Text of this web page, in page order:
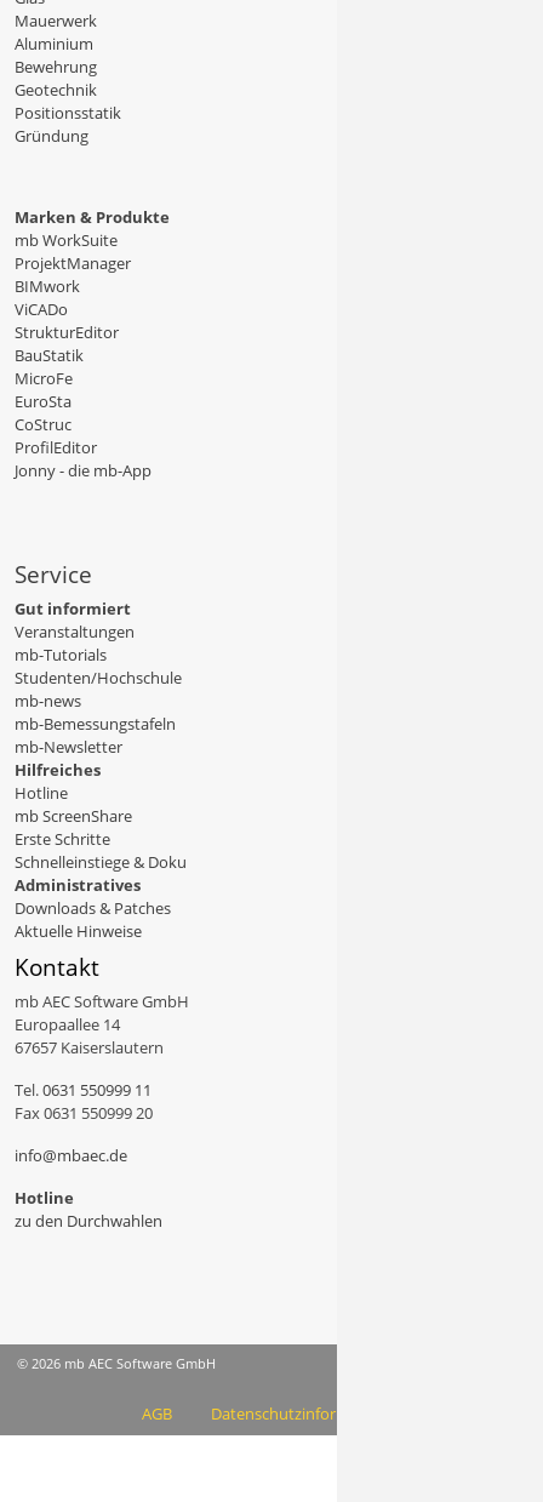
Mauerwerk
Aluminium
Bewehrung
Geotechnik
Positionsstatik
Gründung
Marken & Produkte
mb WorkSuite
ProjektManager
BIMwork
ViCADo
StrukturEditor
BauStatik
MicroFe
EuroSta
CoStruc
ProfilEditor
Jonny - die mb-App
Service
Gut informiert
Veranstaltungen
mb-Tutorials
Studenten/Hochschule
mb-news
mb-Bemessungstafeln
mb-Newsletter
Hilfreiches
Hotline
mb ScreenShare
Erste Schritte
Schnelleinstiege & Doku
Administratives
Downloads & Patches
Aktuelle Hinweise
Kontakt
mb AEC Software GmbH
Europaallee 14
67657 Kaiserslautern
Tel.0631 550999 11
Fax 0631 550999 20
info@mbaec.de
Hotline
zu den Durchwahlen
© 2026 mb AEC Software GmbH
AGB Datenschutzinformation